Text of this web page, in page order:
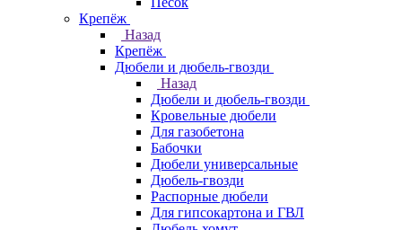
Крепёж
Назад
Крепёж
Дюбели и дюбель-гвозди
Назад
Дюбели и дюбель-гвозди
Кровельные дюбели
Для газобетона
Бабочки
Дюбели универсальные
Дюбель-гвозди
Распорные дюбели
Для гипсокартона и ГВЛ